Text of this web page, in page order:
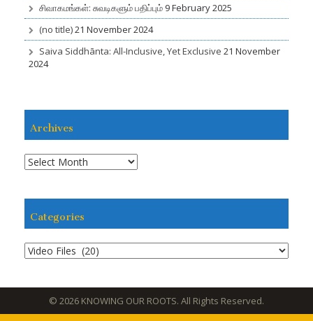
சிவாகமங்கள்: சுவடிகளும் பதிப்பும் 9 February 2025
(no title)21 November 2024
Saiva Siddhānta: All-Inclusive, Yet Exclusive 21 November
2024
Archives
A
r
h
v
e
s
Categories
C
a
e
© 2026 KNOWING OUR ROOTS. All Rights Reserved.